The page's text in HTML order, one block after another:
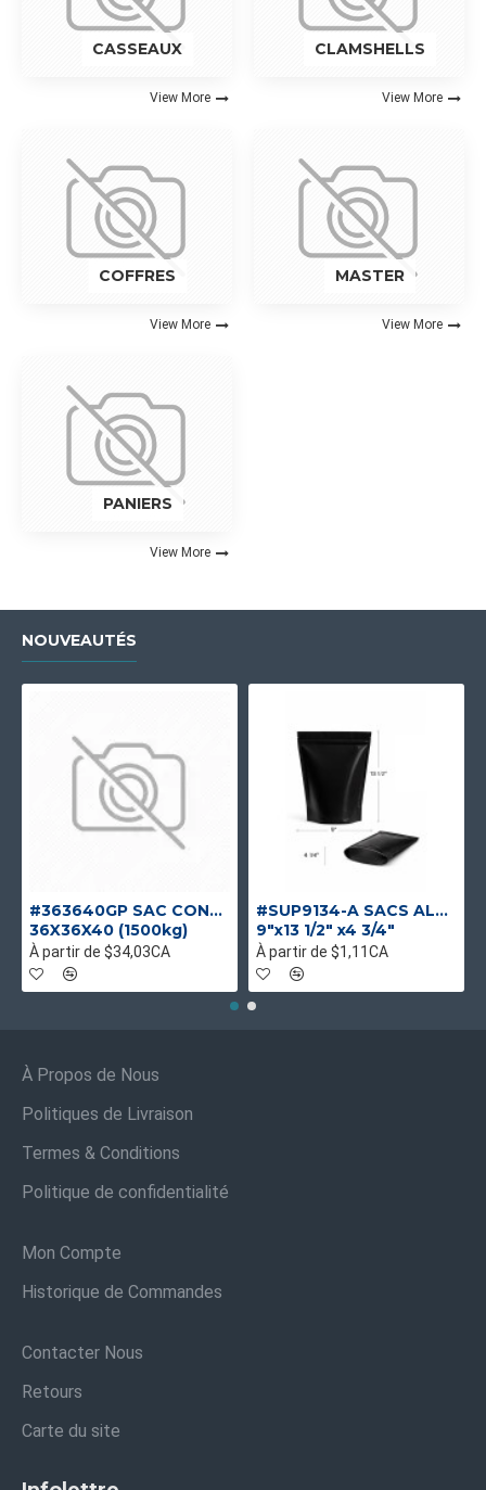
CASSEAUX
View More
CLAMSHELLS
View More
COFFRES
View More
MASTER
View More
PANIERS
View More
NOUVEAUTÉS
#363640GP SAC CONTENEUR GOUL/PLAT UV UNIQUE
36X36X40 (1500kg)
À partir de $34,03CA
#SUP9134-A SACS ALUMINIUM NOIR MAT DEBOUT
9"x13 1/2" x4 3/4"
À partir de $1,11CA
À Propos de Nous
Politiques de Livraison
Termes & Conditions
Politique de confidentialité
Mon Compte
Historique de Commandes
Contacter Nous
Retours
Carte du site